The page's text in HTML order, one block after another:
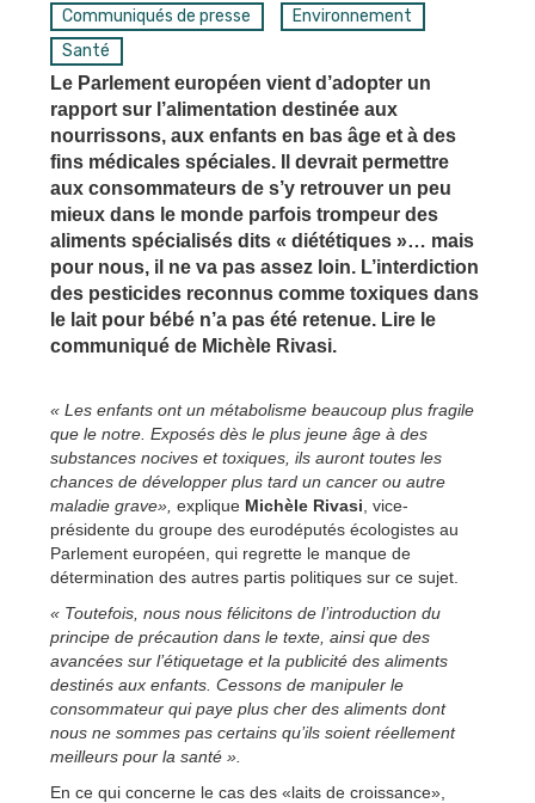
Communiqués de presse
Environnement
Santé
Le Parlement européen vient d’adopter un
rapport sur l’alimentation destinée aux
nourrissons, aux enfants en bas âge et à des
fins médicales spéciales. Il devrait permettre
aux consommateurs de s’y retrouver un peu
mieux dans le monde parfois trompeur des
aliments spécialisés dits « diététiques »… mais
pour nous, il ne va pas assez loin. L’interdiction
des pesticides reconnus comme toxiques dans
le lait pour bébé n’a pas été retenue. Lire le
communiqué de Michèle Rivasi.
« Les enfants ont un métabolisme beaucoup plus fragile
que le notre. Exposés dès le plus jeune âge à des
substances nocives et toxiques, ils auront toutes les
chances de développer plus tard un cancer ou autre
maladie grave», explique Michèle Rivasi , vice-
présidente du groupe des eurodéputés écologistes au
Parlement européen, qui regrette le manque de
détermination des autres partis politiques sur ce sujet.
« Toutefois, nous nous félicitons de l’introduction du
principe de précaution dans le texte, ainsi que des
avancées sur l’étiquetage et la publicité des aliments
destinés aux enfants. Cessons de manipuler le
consommateur qui paye plus cher des aliments dont
nous ne sommes pas certains qu’ils soient réellement
meilleurs pour la santé ».
En ce qui concerne le cas des «laits de croissance»,